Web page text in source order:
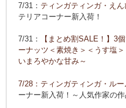
パイス・デーツ・乳香・モ
2025新刊！「アフリカのむ
カンガ～アフリカの生活布
荷！
花柄、アフリカの面白柄、ジ
カンガ 会員様お買い得！
定生産記念カンガ 会員セール
7/31： ティンガティンガ・え
テリアコーナー新入荷！
7/31：
【まとめ割SALE！】3
ーナッツ＜素焼き＞＜うす塩
いまろやかな甘み～
7/28： ティンガティンガ・ルー
ーナー新入荷！～人気作家の